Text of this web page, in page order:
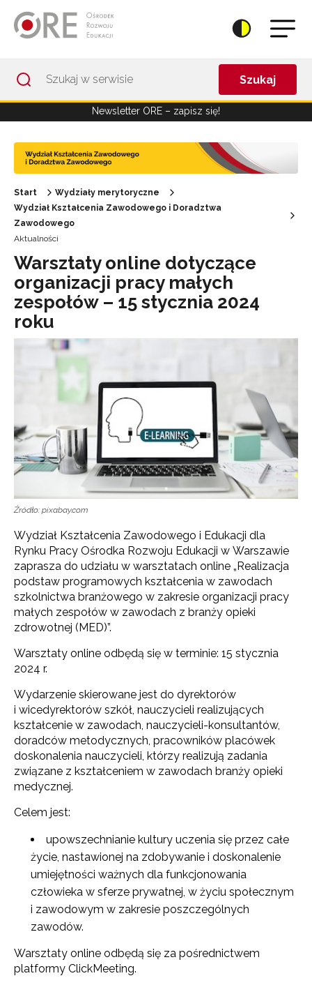
Szukaj
Newsletter ORE – zapisz się!
Start
Wydziały merytoryczne
Wydział Kształcenia Zawodowego i Doradztwa
Zawodowego
Aktualności
Warsztaty online dotyczące
organizacji pracy małych
zespołów – 15 stycznia 2024
roku
Źródło: pixabay.com
Wydział Kształcenia Zawodowego i Edukacji dla
Rynku Pracy Ośrodka Rozwoju Edukacji w Warszawie
zaprasza do udziału w warsztatach online „Realizacja
podstaw programowych kształcenia w zawodach
szkolnictwa branżowego w zakresie organizacji pracy
małych zespołów w zawodach z branży opieki
zdrowotnej (MED)”.
Warsztaty online odbędą się w terminie: 15 stycznia
2024 r.
Wydarzenie skierowane jest do dyrektorów
i wicedyrektorów szkół, nauczycieli realizujących
kształcenie w zawodach, nauczycieli-konsultantów,
doradców metodycznych, pracowników placówek
doskonalenia nauczycieli, którzy realizują zadania
związane z kształceniem w zawodach branży opieki
medycznej.
Celem jest:
upowszechnianie kultury uczenia się przez całe
życie, nastawionej na zdobywanie i doskonalenie
umiejętności ważnych dla funkcjonowania
człowieka w sferze prywatnej, w życiu społecznym
i zawodowym w zakresie poszczególnych
zawodów.
Warsztaty online odbędą się za pośrednictwem
platformy ClickMeeting.